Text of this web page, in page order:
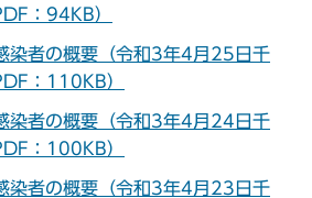
：94KB）
染者の概要（令和3年4月25日千
：110KB）
染者の概要（令和3年4月24日千
：100KB）
染者の概要（令和3年4月23日千